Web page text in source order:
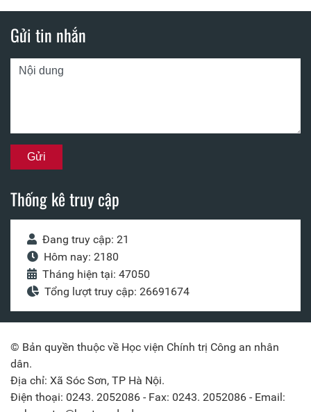
Gửi tin nhắn
Thống kê truy cập
Đang truy cập: 21
Hôm nay: 2180
Tháng hiện tại: 47050
Tổng lượt truy cập: 26691674
© Bản quyền thuộc về Học viện Chính trị Công an nhân
dân.
Địa chỉ: Xã Sóc Sơn, TP Hà Nội.
Điện thoại: 0243. 2052086 - Fax: 0243. 2052086 - Email: